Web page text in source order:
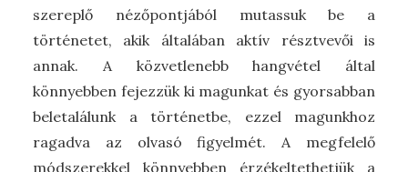
szereplő nézőpontjából mutassuk be a
történetet, akik általában aktív résztvevői is
annak. A közvetlenebb hangvétel által
könnyebben fejezzük ki magunkat és gyorsabban
beletalálunk a történetbe, ezzel magunkhoz
ragadva az olvasó figyelmét. A megfelelő
módszerekkel könnyebben érzékeltethetjük a